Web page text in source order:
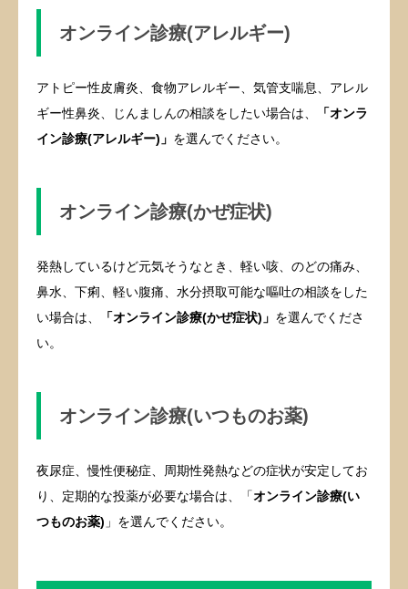
オンライン診療(アレルギー)
アトピー性皮膚炎、食物アレルギー、気管支喘息、アレル
ギー性鼻炎、じんましんの相談をしたい場合は、
「オンラ
イン診療(アレルギー)」 を選んでください。
オンライン診療(かぜ症状)
発熱しているけど元気そうなとき、軽い咳、のどの痛み、
鼻水、下痢、軽い腹痛、水分摂取可能な嘔吐の相談をした
い場合は、
「オンライン診療(かぜ症状)」 を選んでくださ
い。
オンライン診療(いつものお薬)
夜尿症、慢性便秘症、周期性発熱などの症状が安定してお
り、定期的な投薬が必要な場合は、「オンライン診療(い
つものお薬) 」を選んでください。